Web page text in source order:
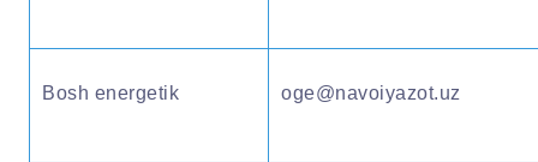
Bosh energetik oge@navoiyazot.uz